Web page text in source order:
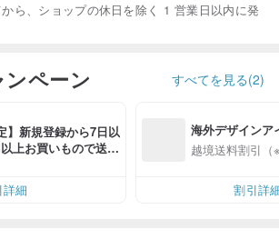
ら、ショップの休日を除く 1 営業日以内に発
ペーン すべてを見る(2)
】新規登録から7日以
上お買いもので送料
細
海外デザインア
入
越境送料割引（
割引詳